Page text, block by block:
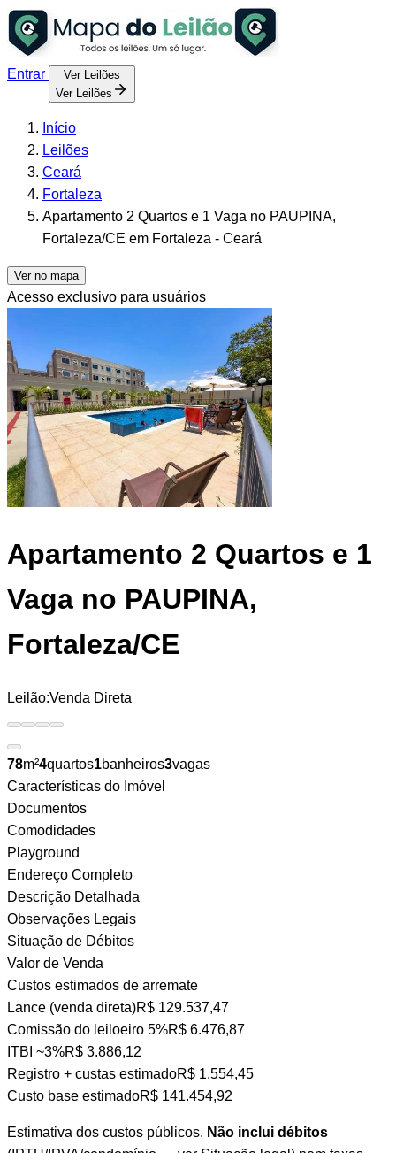
Entrar
Ver Leilões
Ver Leilões
Início
Leilões
Ceará
Fortaleza
Apartamento 2 Quartos e 1 Vaga no PAUPINA,
Fortaleza/CE em Fortaleza - Ceará
Ver no mapa
Acesso exclusivo para usuários
Apartamento 2 Quartos e 1
Vaga no PAUPINA,
Fortaleza/CE
Leilão:Venda Direta
78m²4quartos1banheiros3vagas
Características do Imóvel
Documentos
Comodidades
Playground
Endereço Completo
Descrição Detalhada
Observações Legais
Situação de Débitos
Valor de Venda
Custos estimados de arremate
Lance (venda direta)R$ 129.537,47
Comissão do leiloeiro 5%R$ 6.476,87
ITBI ~3%R$ 3.886,12
Registro + custas estimadoR$ 1.554,45
Custo base estimadoR$ 141.454,92
Estimativa dos custos públicos. Não inclui débitos